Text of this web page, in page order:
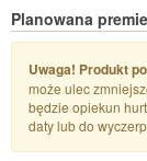
Planowana
Uwaga! Produkt
może ulec
będzie opiekun
daty lub do